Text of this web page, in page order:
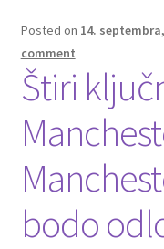
Moj račun
Trgovina
Zaključek nakupa
Posted on 14.
comment
Štiri
bodo